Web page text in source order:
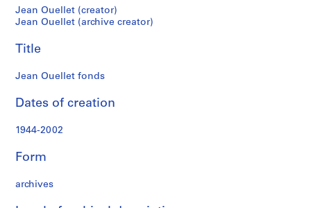
r
o
e
s
'
a
c
i
Jean Ouellet (creator)
Jean Ouellet (archive creator)
Title
Jean Ouellet fonds
Dates of creation
1944-2002
Form
archives